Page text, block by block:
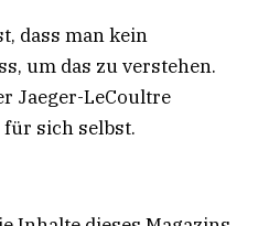
dass man kein
um das zu verstehen.
Jaeger-LeCoultre
sich selbst.